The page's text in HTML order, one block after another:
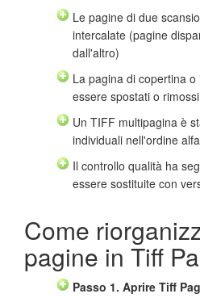
Le pagine di due
intercalate (pagine
dall'altro)
La pagina di copertina
essere spostati o rimossi
Un TIFF multipagina è
individuali nell'ordine
Il controllo qualità ha
essere sostituite con
Come
pagine in Tiff
Passo 1. Aprire Tiff